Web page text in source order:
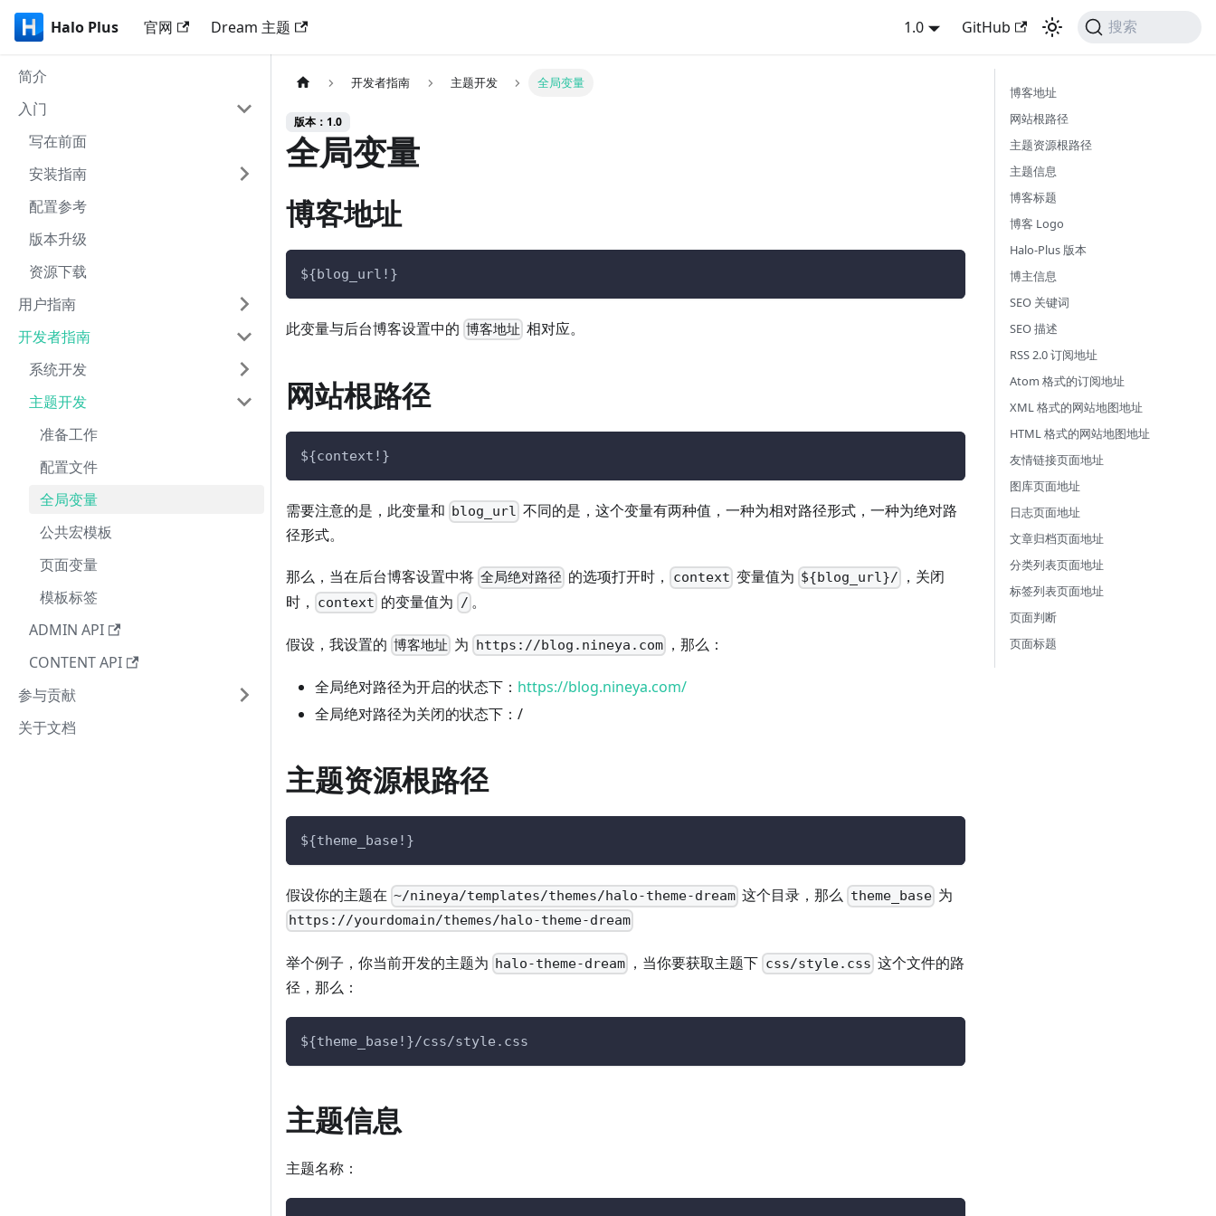
Halo Plus 官网 Dream 主题 1.0 GitHub 搜索
简介
入门
写在前面
安装指南
配置参考
版本升级
资源下载
用户指南
开发者指南
系统开发
主题开发
准备工作
配置文件
全局变量
公共宏模板
页面变量
模板标签
ADMIN API
CONTENT API
参与贡献
关于文档
开发者指南 主题开发 全局变量
版本：1.0
全局变量
博客地址
${blog_url!}
此变量与后台博客设置中的 博客地址 相对应。
网站根路径
${context!}
需要注意的是，此变量和 blog_url 不同的是，这个变量有两种值，一种为相对路径形式，一种为绝对路
径形式。
那么，当在后台博客设置中将 全局绝对路径 的选项打开时， context 变量值为 ${blog_url}/
，关闭
时，
context 的变量值为 / 。
假设，我设置的 博客地址 为 https://blog.nineya.com ，那么：
全局绝对路径为开启的状态下： https://blog.nineya.com/
全局绝对路径为关闭的状态下：/
主题资源根路径
${theme_base!}
假设你的主题在 ~/nineya/templates/themes/halo-theme-dream 这个目录，那么 theme_base为
https://yourdomain/themes/halo-theme-dream
举个例子，你当前开发的主题为 halo-theme-dream ，当你要获取主题下 css/style.css 这个文件的路
径，那么：
${theme_base!}/css/style.css
主题信息
主题名称：
博客地址
网站根路径
主题资源根路径
主题信息
博客标题
博客 Logo
Halo-Plus 版本
博主信息
SEO 关键词
SEO 描述
RSS 2.0 订阅地址
Atom 格式的订阅地址
XML 格式的网站地图地址
HTML 格式的网站地图地址
友情链接页面地址
图库页面地址
日志页面地址
文章归档页面地址
分类列表页面地址
标签列表页面地址
页面判断
页面标题